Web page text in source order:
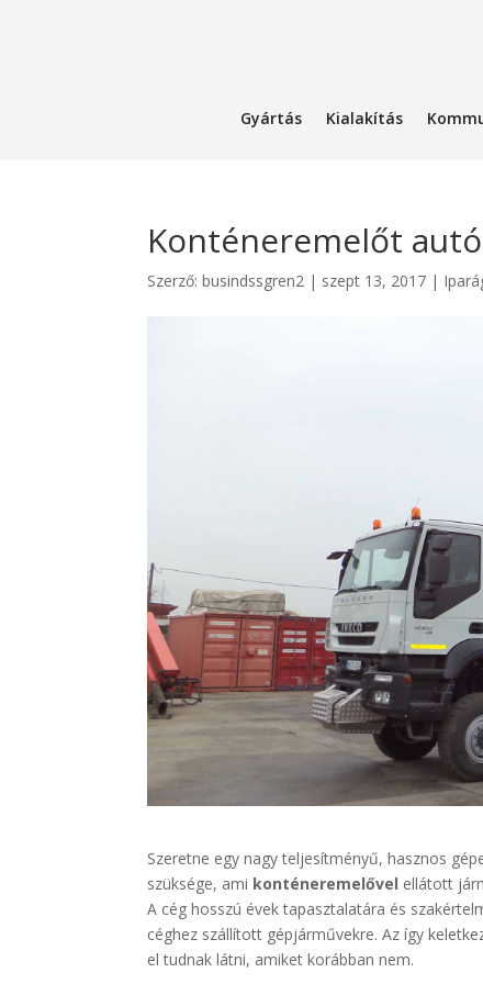
Gyártás Kialakítás
Konténeremelőt
Szerző:busindssgren2 | szept 13, 2017 |
Szeretne egy nagy teljesítményű, hasznos
szüksége, ami konténeremelővel ellátott
A cég hosszú évek tapasztalatára és
céghez szállított gépjárművekre. Az így
el tudnak látni, amiket korábban nem.